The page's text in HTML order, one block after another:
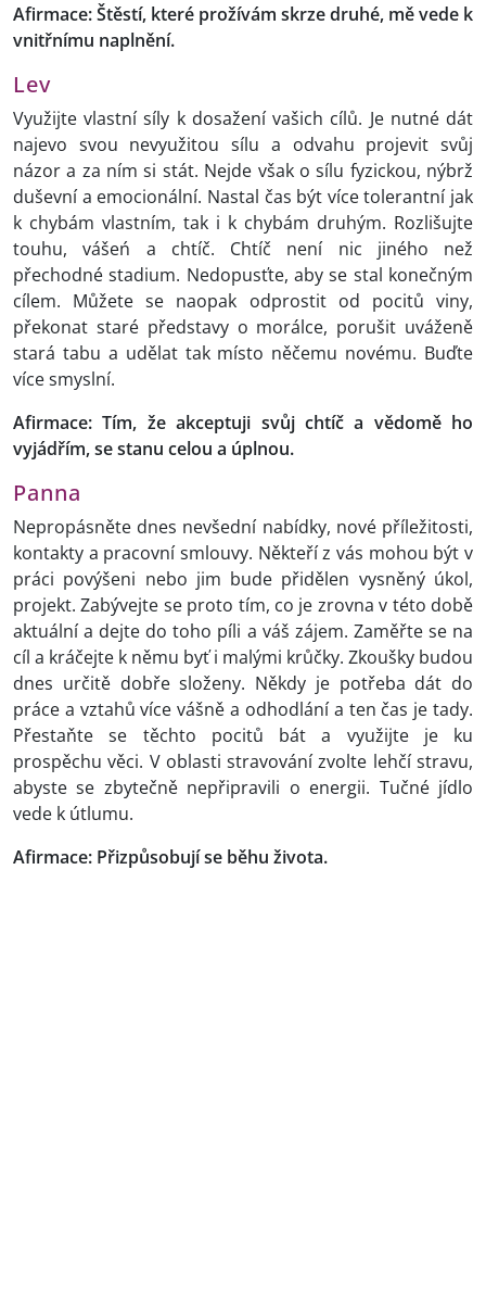
Afirmace: Štěstí, které prožívám skrze druhé, mě vede k
vnitřnímu naplnění.
Lev
Využijte vlastní síly k dosažení vašich cílů. Je nutné dát
najevo svou nevyužitou sílu a odvahu projevit svůj
názor a za ním si stát. Nejde však o sílu fyzickou, nýbrž
duševní a emocionální. Nastal čas být více tolerantní jak
k chybám vlastním, tak i k chybám druhým. Rozlišujte
touhu, vášeń a chtíč. Chtíč není nic jiného než
přechodné stadium. Nedopusťte, aby se stal konečným
cílem. Můžete se naopak odprostit od pocitů viny,
překonat staré představy o morálce, porušit uváženě
stará tabu a udělat tak místo něčemu novému. Buďte
více smyslní.
Afirmace: Tím, že akceptuji svůj chtíč a vědomě ho
vyjádřím, se stanu celou a úplnou.
Panna
Nepropásněte dnes nevšední nabídky, nové příležitosti,
kontakty a pracovní smlouvy. Někteří z vás mohou být v
práci povýšeni nebo jim bude přidělen vysněný úkol,
projekt. Zabývejte se proto tím, co je zrovna v této době
aktuální a dejte do toho píli a váš zájem. Zaměřte se na
cíl a kráčejte k němu byť i malými krůčky. Zkoušky budou
dnes určitě dobře složeny. Někdy je potřeba dát do
práce a vztahů více vášně a odhodlání a ten čas je tady.
Přestaňte se těchto pocitů bát a využijte je ku
prospěchu věci. V oblasti stravování zvolte lehčí stravu,
abyste se zbytečně nepřipravili o energii. Tučné jídlo
vede k útlumu.
Afirmace: Přizpůsobují se běhu života.